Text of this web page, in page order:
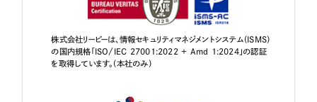
株式会社リーピーは、情報セキュリティマネジメントシステム（ISMS）
の国内規格「ISO/IEC 27001:2022 + Amd 1:2024」の認証
を取得しています。（本社のみ）